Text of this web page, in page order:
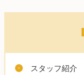
スタッフ紹介